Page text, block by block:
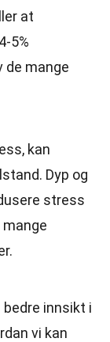
at
5%
de mange
kan
Dyp og
stress
mange
innsikt i
vi kan